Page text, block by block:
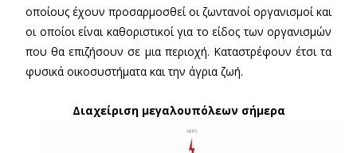
οποίους έχουν προσαρμοσθεί οι ζωντανοί οργανισμοί και
οι οποίοι είναι καθοριστικοί για το είδος των οργανισμών
που θα επιζήσουν σε μια περιοχή. Καταστρέφουν έτσι τα
φυσικά οικοσυστήματα και την άγρια ζωή.
Διαχείριση μεγαλουπόλεων σήμερα